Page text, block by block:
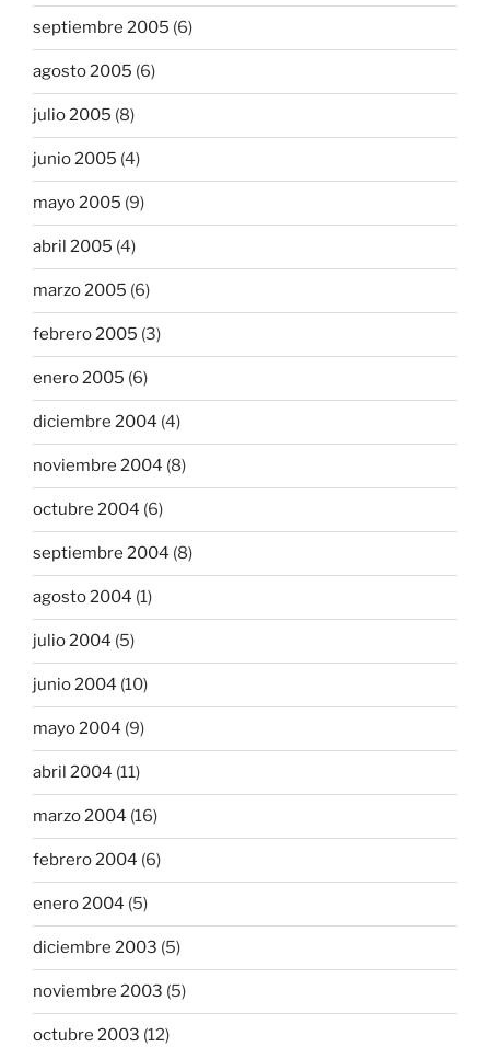
septiembre 2005 (6)
agosto 2005 (6)
julio 2005 (8)
junio 2005 (4)
mayo 2005 (9)
abril 2005 (4)
marzo 2005 (6)
febrero 2005 (3)
enero 2005 (6)
diciembre 2004 (4)
noviembre 2004 (8)
octubre 2004 (6)
septiembre 2004 (8)
agosto 2004 (1)
julio 2004 (5)
junio 2004 (10)
mayo 2004 (9)
abril 2004 (11)
marzo 2004 (16)
febrero 2004 (6)
enero 2004 (5)
diciembre 2003 (5)
noviembre 2003 (5)
octubre 2003 (12)